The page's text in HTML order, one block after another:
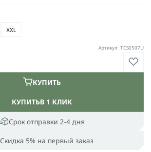
XXL
Срок отправки 2-4 дня
Скидка 5% на первый заказ
КУПИТЬВ 1 КЛИК
КУПИТЬ
Артикул: TCS0507U